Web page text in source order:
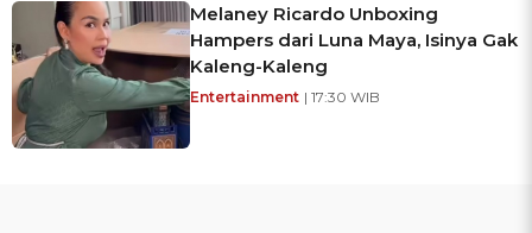
Melaney Ricardo Unboxing
Hampers dari Luna Maya, Isinya Gak
Kaleng-Kaleng
Entertainment | 17:30 WIB